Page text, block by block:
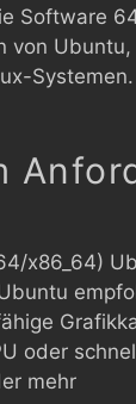
Software
von Ubuntu,
Systemen.
x86_64)
oder
mehr